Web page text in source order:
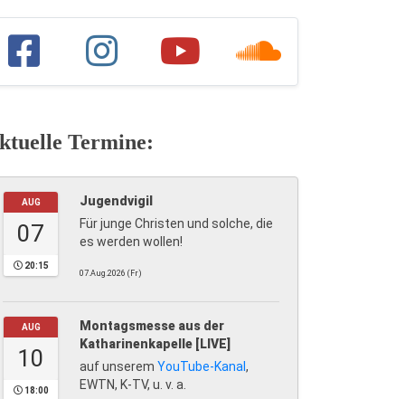
Termine:
AUG
07
20:15
Jugendvigil
Für junge Christen und solche, die
es werden wollen!
07.Aug.2026 (Fr)
AUG
10
18:00
Montagsmesse aus der
Katharinenkapelle [LIVE]
auf unserem YouTube-Kanal ,
EWTN, K-TV, u. v. a.